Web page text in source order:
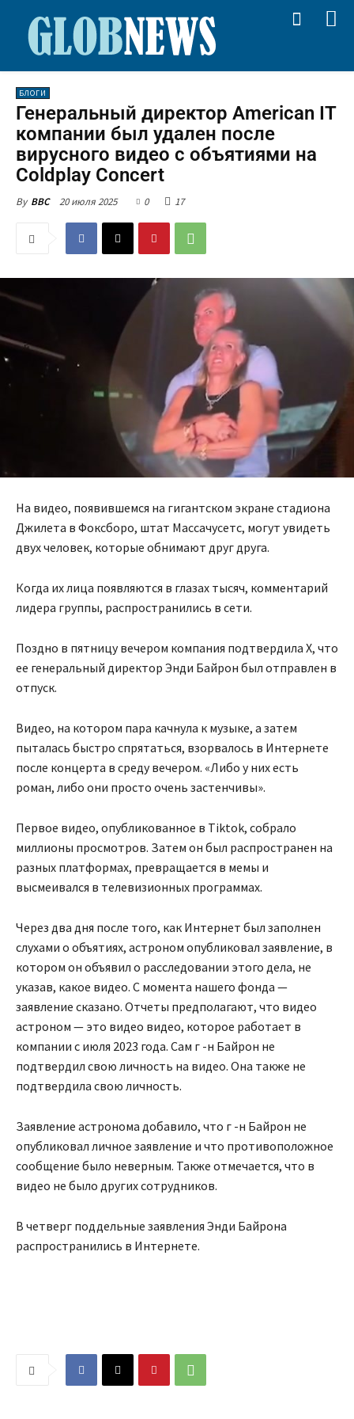
БЛОГИ
Генеральный директор American IT
компании был удален после
вирусного видео с объятиями на
Coldplay Concert
By BBC 20 июля 2025 0 17
На видео, появившемся на гигантском экране стадиона
Джилета в Фоксборо, штат Массачусетс, могут увидеть
двух человек, которые обнимают друг друга.
Когда их лица появляются в глазах тысяч, комментарий
лидера группы, распространились в сети.
Поздно в пятницу вечером компания подтвердила X, что
ее генеральный директор Энди Байрон был отправлен в
отпуск.
Видео, на котором пара качнула к музыке, а затем
пыталась быстро спрятаться, взорвалось в Интернете
после концерта в среду вечером. «Либо у них есть
роман, либо они просто очень застенчивы».
Первое видео, опубликованное в Tiktok, собрало
миллионы просмотров. Затем он был распространен на
разных платформах, превращается в мемы и
высмеивался в телевизионных программах.
Через два дня после того, как Интернет был заполнен
слухами о объятиях, астроном опубликовал заявление, в
котором он объявил о расследовании этого дела, не
указав, какое видео. С момента нашего фонда —
заявление сказано. Отчеты предполагают, что видео
астроном — это видео видео, которое работает в
компании с июля 2023 года. Сам г -н Байрон не
подтвердил свою личность на видео. Она также не
подтвердила свою личность.
Заявление астронома добавило, что г -н Байрон не
опубликовал личное заявление и что противоположное
сообщение было неверным. Также отмечается, что в
видео не было других сотрудников.
В четверг поддельные заявления Энди Байрона
распространились в Интернете.